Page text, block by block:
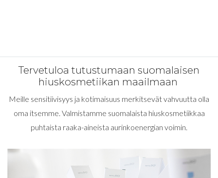
Tervetuloa tutustumaan suomalaisen
hiuskosmetiikan maailmaan
Meille sensitiivisyys ja kotimaisuus merkitsevät vahvuutta olla
oma itsemme. Valmistamme suomalaista hiuskosmetiikkaa
puhtaista raaka-aineista aurinkoenergian voimin.